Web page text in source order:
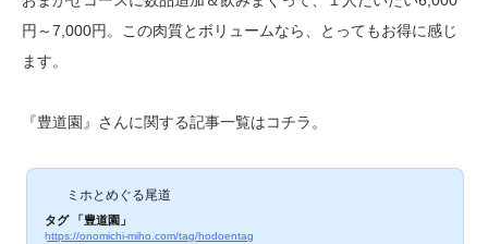
円～7,000円。この肉質とボリュームなら、とってもお得に感じ
ます。
『豊道園』さんに関する記事一覧はコチラ。
ミホとめぐる尾道
タグ 「豊道園」
https://onomichi-miho.com/tag/hodoentag